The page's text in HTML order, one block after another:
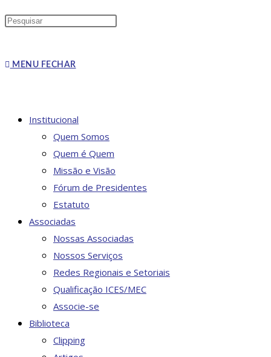
Press
MENU FECHAR
Institucional
Quem Somos
Quem é Quem
Missão e Visão
Fórum de Presidentes
Estatuto
Associadas
Nossas Associadas
Nossos Serviços
Redes Regionais e Setoriais
Qualificação ICES/MEC
Associe-se
Biblioteca
Clipping